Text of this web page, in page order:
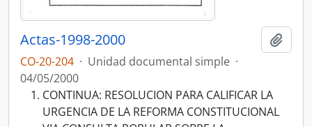
Actas-1998-2000
CO-20-204 · Unidad documental simple ·
04/05/2000
CONTINUA: RESOLUCION PARA CALIFICAR LA
URGENCIA DE LA REFORMA CONSTITUCIONAL